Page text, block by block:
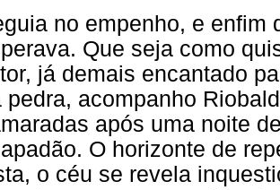
no empenho, e enfim
Que seja como
já demais encantado
pedra, acompanho
após uma noite
O horizonte de
o céu se revela